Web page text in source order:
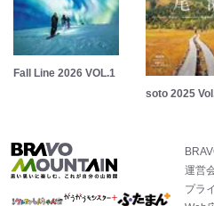
Fall Line 2026 VOL.1
soto 2025
運営
プラ